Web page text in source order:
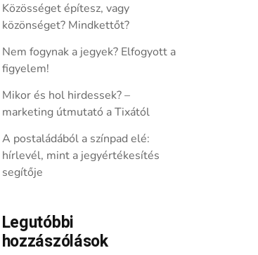
Közösséget építesz, vagy
közönséget? Mindkettőt?
Nem fogynak a jegyek? Elfogyott a
figyelem!
Mikor és hol hirdessek? –
marketing útmutató a Tixától
A postaládából a színpad elé:
hírlevél, mint a jegyértékesítés
segítője
Legutóbbi
hozzászólások